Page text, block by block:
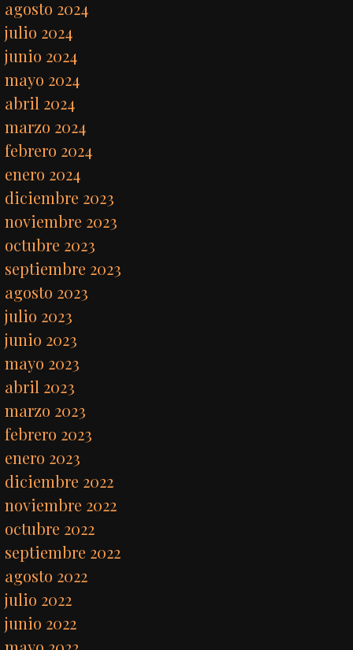
agosto 2024
julio 2024
junio 2024
mayo 2024
abril 2024
marzo 2024
febrero 2024
enero 2024
diciembre 2023
noviembre 2023
octubre 2023
septiembre 2023
agosto 2023
julio 2023
junio 2023
mayo 2023
abril 2023
marzo 2023
febrero 2023
enero 2023
diciembre 2022
noviembre 2022
octubre 2022
septiembre 2022
agosto 2022
julio 2022
junio 2022